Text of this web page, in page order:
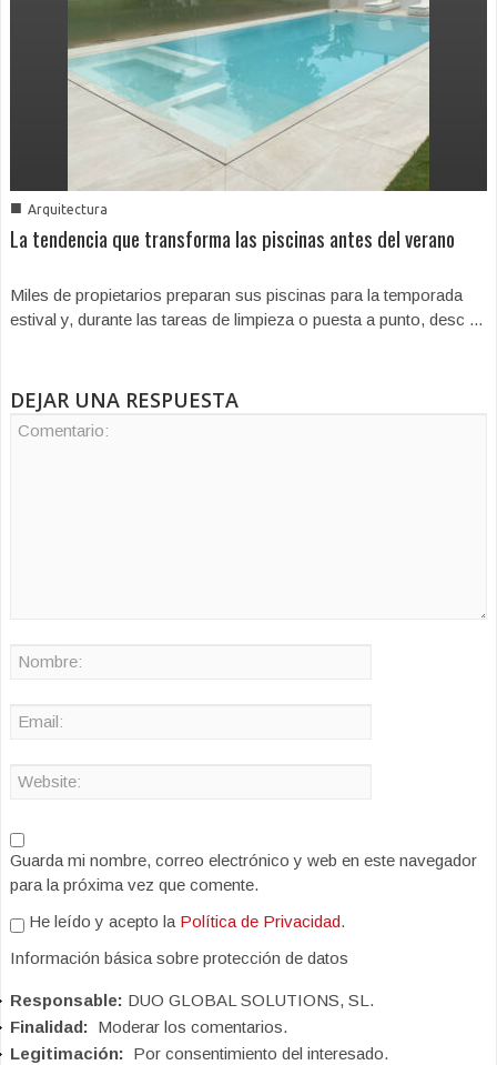
■ Arquitectura
La tendencia que transforma las piscinas antes del verano
Miles de propietarios preparan sus piscinas para la temporada
estival y, durante las tareas de limpieza o puesta a punto, desc ...
DEJAR UNA RESPUESTA
Guarda mi nombre, correo electrónico y web en este navegador
para la próxima vez que comente.
He leído y acepto la Política de Privacidad.
Información básica sobre protección de datos
Responsable: DUO GLOBAL SOLUTIONS, SL.
Finalidad: Moderar los comentarios.
Legitimación: Por consentimiento del interesado.